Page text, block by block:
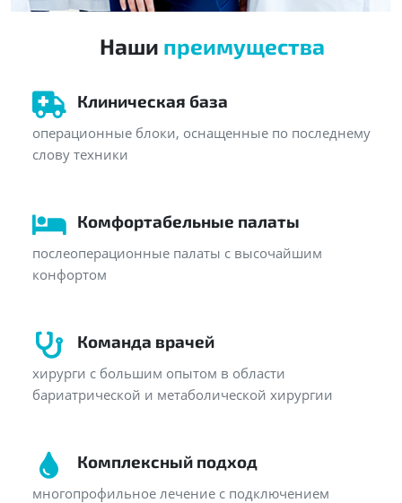
Наши преимущества
Клиническая база
операционные блоки, оснащенные по последнему
слову техники
Комфортабельные палаты
послеоперационные палаты с высочайшим
конфортом
Команда врачей
хирурги с большим опытом в области
бариатрической и метаболической хирургии
Комплексный подход
многопрофильное лечение с подключением